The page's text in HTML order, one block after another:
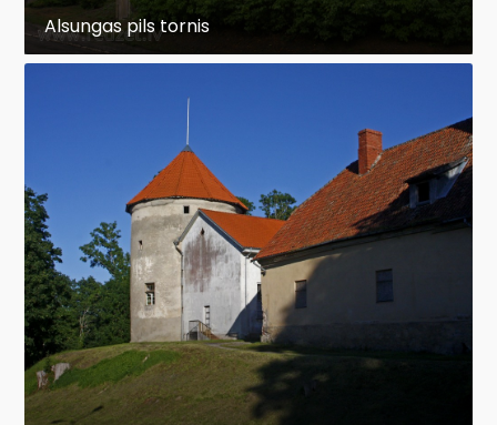
Alsungas pils tornis